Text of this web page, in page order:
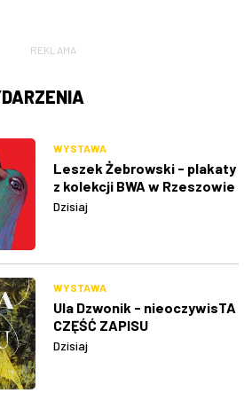
REKLAMA
WYSTAWA
Leszek Żebrowski - plakaty
z kolekcji BWA w Rzeszowie
Dzisiaj
WYSTAWA
Ula Dzwonik - nieoczywisTA
CZĘŚĆ ZAPISU
Dzisiaj